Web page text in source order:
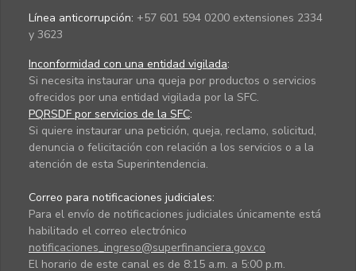
Línea anticorrupción: +57 601 594 0200 extensiones 2334
y 3623
Inconformidad con una entidad vigilada:
Si necesita instaurar una queja por productos o servicios
ofrecidos por una entidad vigilada por la SFC.
PQRSDF por servicios de la SFC:
Si quiere instaurar una petición, queja, reclamo, solicitud,
denuncia o felicitación con relación a los servicios o a la
atención de esta Superintendencia.
Correo para notificaciones judiciales:
Para el envío de notificaciones judiciales únicamente está
habilitado el correo electrónico
notificaciones_ingreso@superfinanciera.gov.co
El horario de este canal es de 8:15 a.m. a 5:00 p.m.